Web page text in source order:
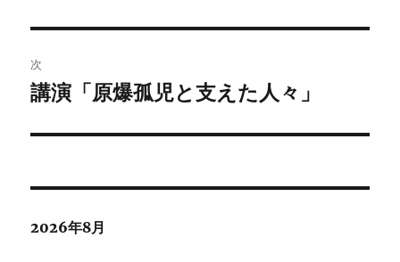
ビ
ゲ
ー
ン
投
稿:
次
次
投
講演「原爆孤児と支えた人々」
2026年8月